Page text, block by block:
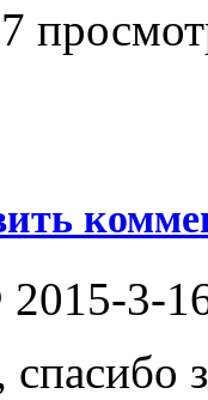
2015-3-
спасибо